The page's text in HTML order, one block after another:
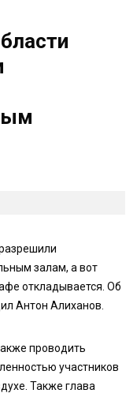
залам, а вот
откладывается. Об
Антон Алиханов.
проводить
участников
Также глава